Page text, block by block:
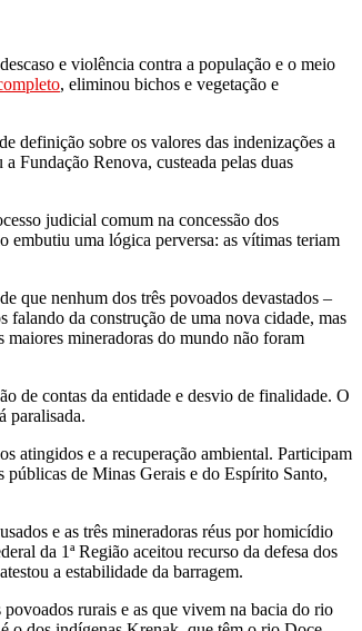
e violência contra a população e o meio
, eliminou bichos e vegetação e
definição sobre os valores das indenizações a
Fundação Renova, custeada pelas duas
judicial comum na concessão dos
embutiu uma lógica perversa: as vítimas teriam
que nenhum dos três povoados devastados –
falando da construção de uma nova cidade, mas
maiores mineradoras do mundo não foram
de contas da entidade e desvio de finalidade. O
paralisada.
atingidos e a recuperação ambiental. Participam
públicas de Minas Gerais e do Espírito Santo,
e as três mineradoras réus por homicídio
da 1ª Região aceitou recurso da defesa dos
a estabilidade da barragem.
rurais e as que vivem na bacia do rio